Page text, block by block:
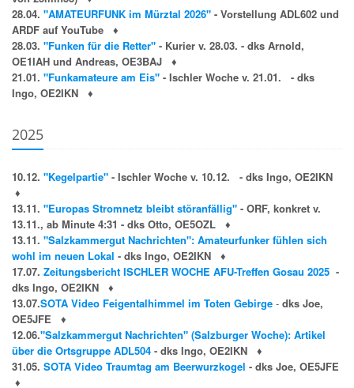
28.04. "AMATEURFUNK im Mürztal 2026" - Vorstellung ADL602 und
ARDF auf YouTube
♦
28.03. "Funken für die Retter" - Kurier v. 28.03. - dks Arnold,
OE1IAH und Andreas, OE3BAJ
♦
21.01. "Funkamateure am Eis" - Ischler Woche v. 21.01. - dks
Ingo, OE2IKN
♦
2025
10.12. "Kegelpartie" - Ischler Woche v. 10.12. - dks Ingo, OE2IKN
♦
13.11. "Europas Stromnetz bleibt störanfällig" - ORF, konkret v.
13.11., ab Minute 4:31 - dks Otto, OE5OZL
♦
13.11. "Salzkammergut Nachrichten": Amateurfunker fühlen sich
wohl im neuen Lokal - dks Ingo, OE2IKN
♦
17.07. Zeitungsbericht ISCHLER WOCHE AFU-Treffen Gosau 2025 -
dks Ingo, OE2IKN
♦
13.07.SOTA Video Feigentalhimmel im Toten Gebirge - dks Joe,
OE5JFE
♦
12.06."Salzkammergut Nachrichten" (Salzburger Woche): Artikel
über die Ortsgruppe ADL504 - dks Ingo, OE2IKN
♦
31.05. SOTA Video Traumtag am Beerwurzkogel - dks Joe, OE5JFE
♦